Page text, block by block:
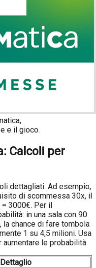
e il gioco.
Calcoli per
dettagliati. Ad esempio,
di scommessa 30x, il
3000€. Per il
in una sala con 90
la chance di fare tombola
1 su 4,5 milioni. Usa
le probabilità.
Dettaglio